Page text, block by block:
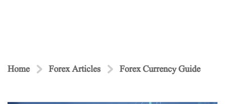
Home Forex Articles Forex Currency Guide